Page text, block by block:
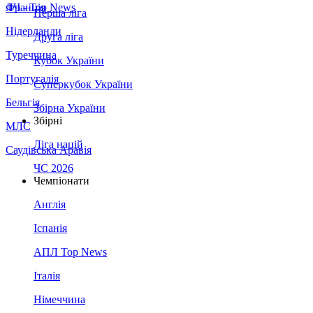
Франція
Нідерланди
Туреччина
Португалія
Бельгія
МЛС
Саудівська Аравія
ЛЧ - Top News
Перша ліга
Друга ліга
Кубок України
Суперкубок України
Збірна України
Збірні
Ліга націй
ЧС 2026
Чемпіонати
Англія
Іспанія
АПЛ Top News
Італія
Німеччина